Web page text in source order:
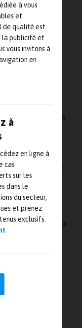
à vous
et
de qualité est
la publicité et
vous invitons à
en
à
en ligne à
cas
sur les
dans le
du secteur,
et prenez
exclusifs.
Safran : une
et de la
moderne : agilité,
d’essai unique en
sur l’hydrogène
impliqué dans le
de son Challenge sur